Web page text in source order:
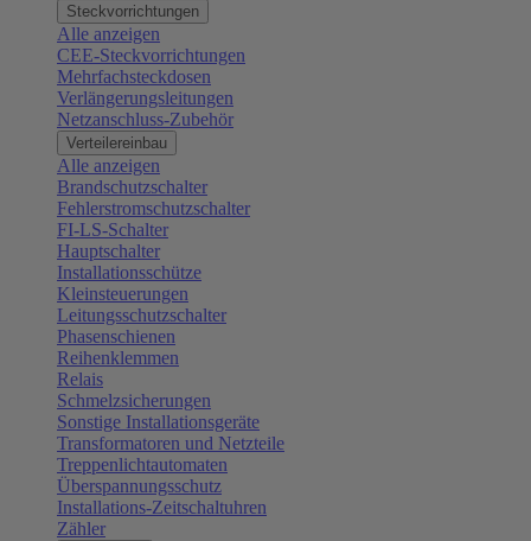
Steckvorrichtungen
Alle anzeigen
CEE-Steckvorrichtungen
Mehrfachsteckdosen
Verlängerungsleitungen
Netzanschluss-Zubehör
Verteilereinbau
Alle anzeigen
Brandschutzschalter
Fehlerstromschutzschalter
FI-LS-Schalter
Hauptschalter
Installationsschütze
Kleinsteuerungen
Leitungsschutzschalter
Phasenschienen
Reihenklemmen
Relais
Schmelzsicherungen
Sonstige Installationsgeräte
Transformatoren und Netzteile
Treppenlichtautomaten
Überspannungsschutz
Installations-Zeitschaltuhren
Zähler